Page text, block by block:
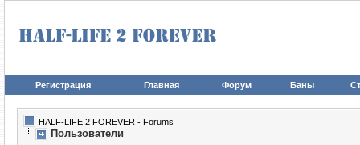
Регистрация Главная Форум Баны
HALF-LIFE 2 FOREVER - Forums
Пользователи